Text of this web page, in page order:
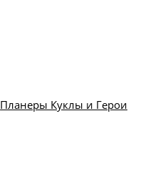
Планеры Куклы и Герои